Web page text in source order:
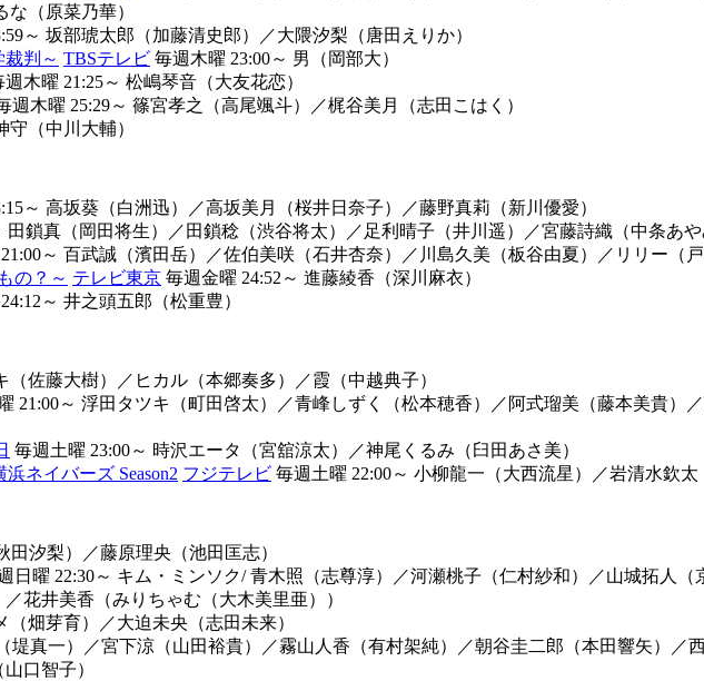
な（原菜乃華）
～ 坂部琥太郎（加藤清史郎） ／大隈汐梨（唐田えりか）
判～ TBSテレビ 毎週木曜 23:00～ 男（岡部大）
週木曜 21:25～ 松嶋琴音（大友花恋）
週木曜 25:29～ 篠宮孝之（高尾颯斗） ／梶谷美月（志田こはく）
守（中川大輔）
～ 高坂葵（白洲迅） ／高坂美月（桜井日奈子） ／藤野真莉（新川優愛）
田鎖真（岡田将生） ／ 田鎖稔（渋谷将太） ／足利晴子（井川遥） ／宮藤詩織（中条あや
～ 百武誠（濱田岳） ／佐伯美咲（石井杏奈） ／ 川島久美（板谷由夏） ／ リリー（
の？～ テレビ東京 毎週金曜 24:52～ 進藤綾香（深川麻衣）
～ 井之頭五郎（松重豊）
（佐藤大樹） ／ ヒカル（本郷奏多） ／霞（中越典子）
21:00～ 浮田タツキ（町田啓太） ／青峰しずく（松本穂香） ／ 阿式瑠美（藤本美貴） ／
毎週土曜 23:00～ 時沢エータ（宮舘涼太） ／神尾くるみ（臼田あさ美）
ネイバーズ Season2 フジテレビ 毎週土曜 22:00～ 小柳龍一（大西流星） ／岩清水欽太
田汐梨） ／藤原理央（池田匡志）
日曜 22:30～ キム・ミンソク/ 青木照（志尊淳） ／河瀬桃子（仁村紗和） ／山城拓人（
／花井美香（みりちゃむ（大木美里亜））
（畑芽育） ／大迫未央（志田未来）
堤真一） ／宮下涼（山田裕貴） ／霧山人香（有村架純） ／朝谷圭二郎（本田響矢） ／
口智子）